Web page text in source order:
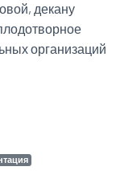
декану
организаций